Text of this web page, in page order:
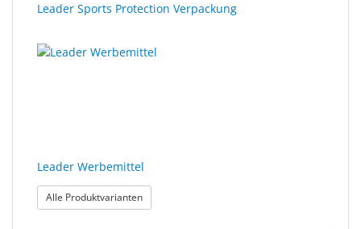
Leader Sports Protection Verpackung
Leader Werbemittel
Alle Produktvarianten: Leader Werbemittel